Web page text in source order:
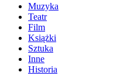
Muzyka
Teatr
Film
Książki
Sztuka
Inne
Historia